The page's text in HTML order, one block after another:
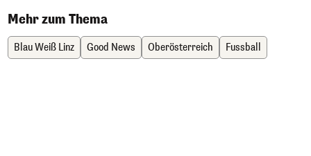
Mehr zum Thema
Blau Weiß Linz Good News Oberösterreich Fussball